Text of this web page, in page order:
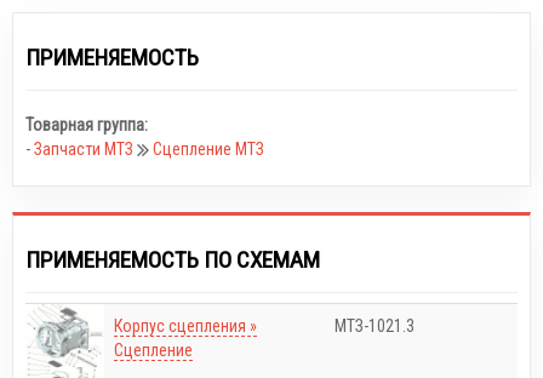
ПРИМЕНЯЕМОСТЬ
Товарная группа:
-Запчасти МТЗ Сцепление МТЗ
ПРИМЕНЯЕМОСТЬ ПО СХЕМАМ
Корпус сцепления »
Сцепление
МТЗ-1021.3